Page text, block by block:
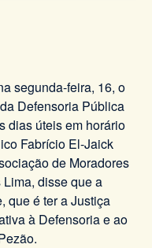
segunda-feira, 16, o
Defensoria Pública
dias úteis em horário
Fabrício El-Jaick
de Moradores
disse que a
que é ter a Justiça
à Defensoria e ao